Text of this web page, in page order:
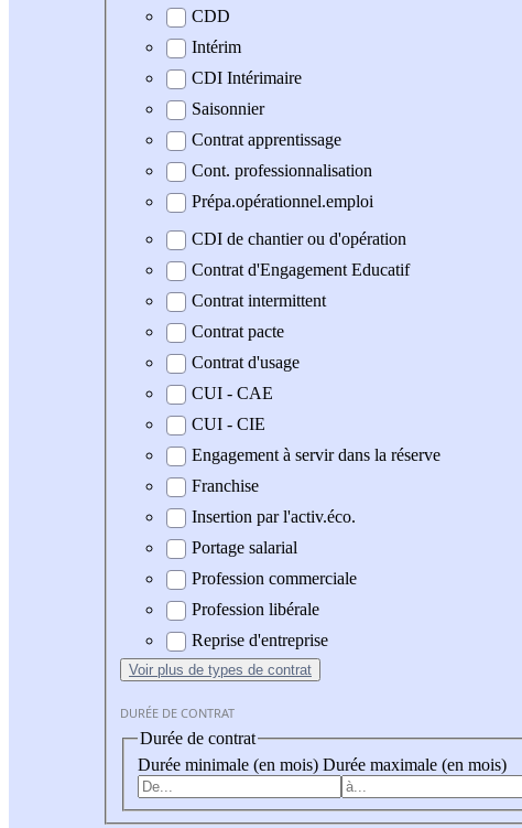
CDD
Intérim
CDI Intérimaire
Saisonnier
Contrat apprentissage
Cont. professionnalisation
Prépa.opérationnel.emploi
CDI de chantier ou d'opération
Contrat d'Engagement Educatif
Contrat intermittent
Contrat pacte
Contrat d'usage
CUI - CAE
CUI - CIE
Engagement à servir dans la réserve
Franchise
Insertion par l'activ.éco.
Portage salarial
Profession commerciale
Profession libérale
Reprise d'entreprise
Voir plus de types de contrat
DURÉE DE CONTRAT
Durée de contrat
Durée minimale (en mois) Durée maximale (en mois)